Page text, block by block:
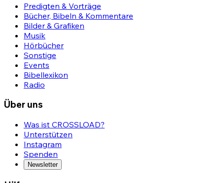
Predigten & Vorträge
Bücher, Bibeln & Kommentare
Bilder & Grafiken
Musik
Hörbücher
Sonstige
Events
Bibellexikon
Radio
Über uns
Was ist CROSSLOAD?
Unterstützen
Instagram
Spenden
Newsletter